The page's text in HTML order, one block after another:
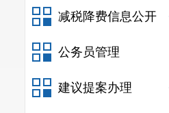
减税降费信息公开
公务员管理
建议提案办理